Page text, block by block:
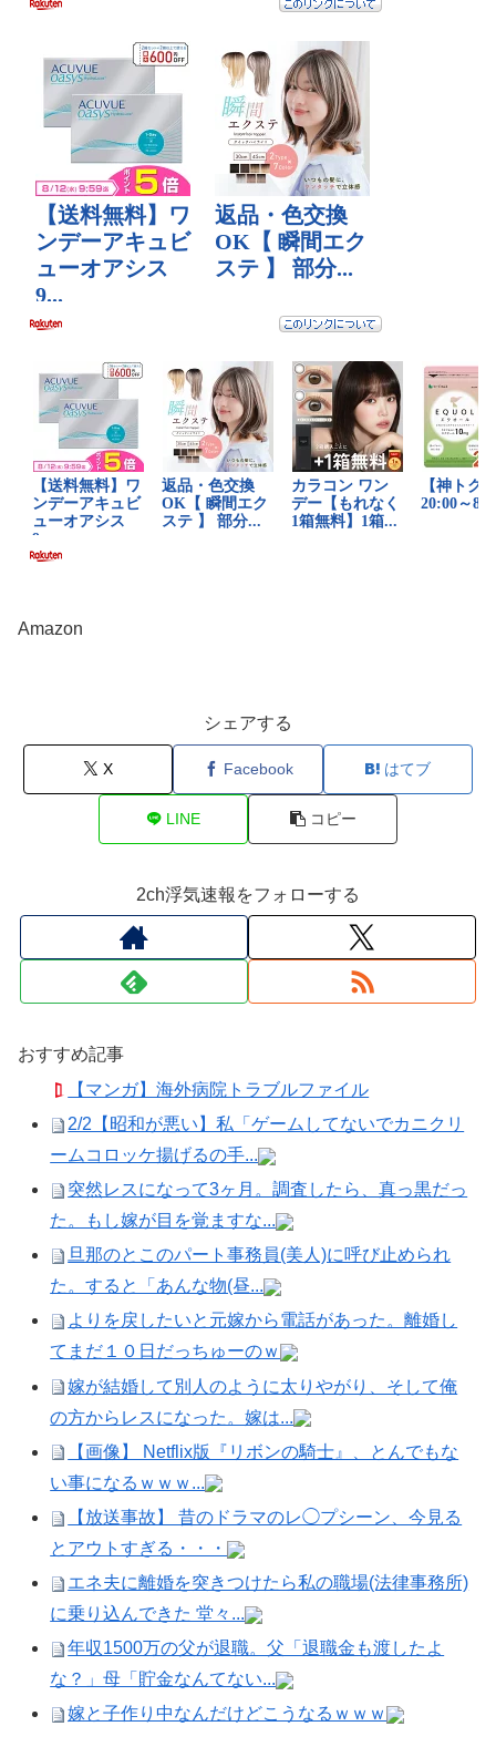
Amazon
シェアする
X Facebook はてブ
LINE コピー
2ch浮気速報をフォローする
おすすめ記事
【マンガ】海外病院トラブルファイル
2/2【昭和が悪い】私「ゲームしてないでカニクリ
ームコロッケ揚げるの手...
突然レスになって3ヶ月。調査したら、真っ黒だっ
た。もし嫁が目を覚ますな...
旦那のとこのパート事務員(美人)に呼び止められ
た。すると「あんな物(昼...
よりを戻したいと元嫁から電話があった。離婚し
てまだ１０日だっちゅーのｗ
嫁が結婚して別人のように太りやがり、そして俺
の方からレスになった。嫁は...
【画像】 Netflix版『リボンの騎士』、とんでもな
い事になるｗｗｗ...
【放送事故】 昔のドラマのレ◯プシーン、今見る
とアウトすぎる・・・
エネ夫に離婚を突きつけたら私の職場(法律事務所)
に乗り込んできた 堂々...
年収1500万の父が退職。父「退職金も渡したよ
な？」母「貯金なんてない...
嫁と子作り中なんだけどこうなるｗｗｗ